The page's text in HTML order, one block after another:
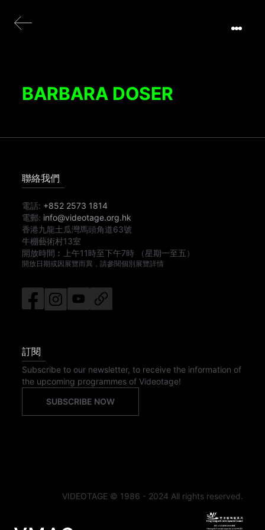
BARBARA DOSER
聯絡我們
電話: +852 2573 1814
電郵: info@videotage.org.hk
香港九龍土瓜灣馬頭角道63號
牛棚藝術村13室
開放時間︰
上午11時至下午7時 （星期一至五）
開放日期或因展覽而異，請參閱個別展覽詳情
訂閱
Subscribe to our newsletter, to receive the information of
the upcoming programmes of Videotage!
SUBSCRIBE NOW
VIDEOTAGE © 1986 - 2024 All rights reserved.